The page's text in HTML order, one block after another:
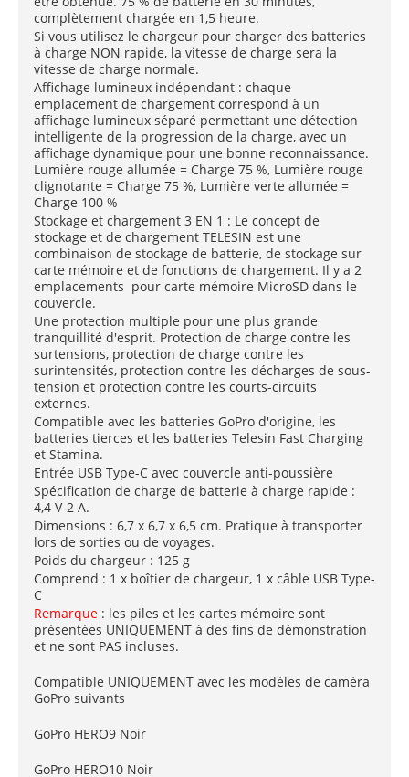
complètement chargée en 1,5 heure.
Si vous utilisez le chargeur pour charger des batteries
à charge NON rapide, la vitesse de charge sera la
vitesse de charge normale.
Affichage lumineux indépendant : chaque
emplacement de chargement correspond à un
affichage lumineux séparé permettant une détection
intelligente de la progression de la charge, avec un
affichage dynamique pour une bonne reconnaissance.
Lumière rouge allumée = Charge 75 %, Lumière rouge
clignotante = Charge 75 %, Lumière verte allumée =
Charge 100 %
Stockage et chargement 3 EN 1 : Le concept de
stockage et de chargement TELESIN est une
combinaison de stockage de batterie, de stockage sur
carte mémoire et de fonctions de chargement. Il y a 2
emplacements pour carte mémoire MicroSD dans le
couvercle.
Une protection multiple pour une plus grande
tranquillité d'esprit. Protection de charge contre les
surtensions, protection de charge contre les
surintensités, protection contre les décharges de sous-
tension et protection contre les courts-circuits
externes.
Compatible avec les batteries GoPro d'origine, les
batteries tierces et les batteries Telesin Fast Charging
et Stamina.
Entrée USB Type-C avec couvercle anti-poussière
Spécification de charge de batterie à charge rapide :
4,4 V-2 A.
Dimensions : 6,7 x 6,7 x 6,5 cm. Pratique à transporter
lors de sorties ou de voyages.
Poids du chargeur : 125 g
Comprend : 1 x boîtier de chargeur, 1 x câble USB Type-
C
Remarque : les piles et les cartes mémoire sont
présentées UNIQUEMENT à des fins de démonstration
et ne sont PAS incluses.
Compatible UNIQUEMENT avec les modèles de caméra
GoPro suivants
GoPro HERO9 Noir
GoPro HERO10 Noir